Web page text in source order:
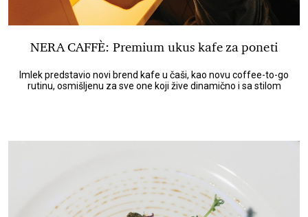
NERA CAFFÈ: Premium ukus kafe za poneti
Imlek predstavio novi brend kafe u čaši, kao novu coffee-to-go
rutinu, osmišljenu za sve one koji žive dinamično i sa stilom